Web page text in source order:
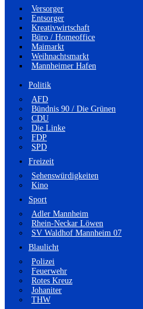
Versorger
Entsorger
Kreativwirtschaft
Büro / Homeoffice
Maimarkt
Weihnachtsmarkt
Mannheimer Hafen
Politik
AFD
Bündnis 90 / Die Grünen
CDU
Die Linke
FDP
SPD
Freizeit
Sehenswürdigkeiten
Kino
Sport
Adler Mannheim
Rhein-Neckar Löwen
SV Waldhof Mannheim 07
Blaulicht
Polizei
Feuerwehr
Rotes Kreuz
Johaniter
THW